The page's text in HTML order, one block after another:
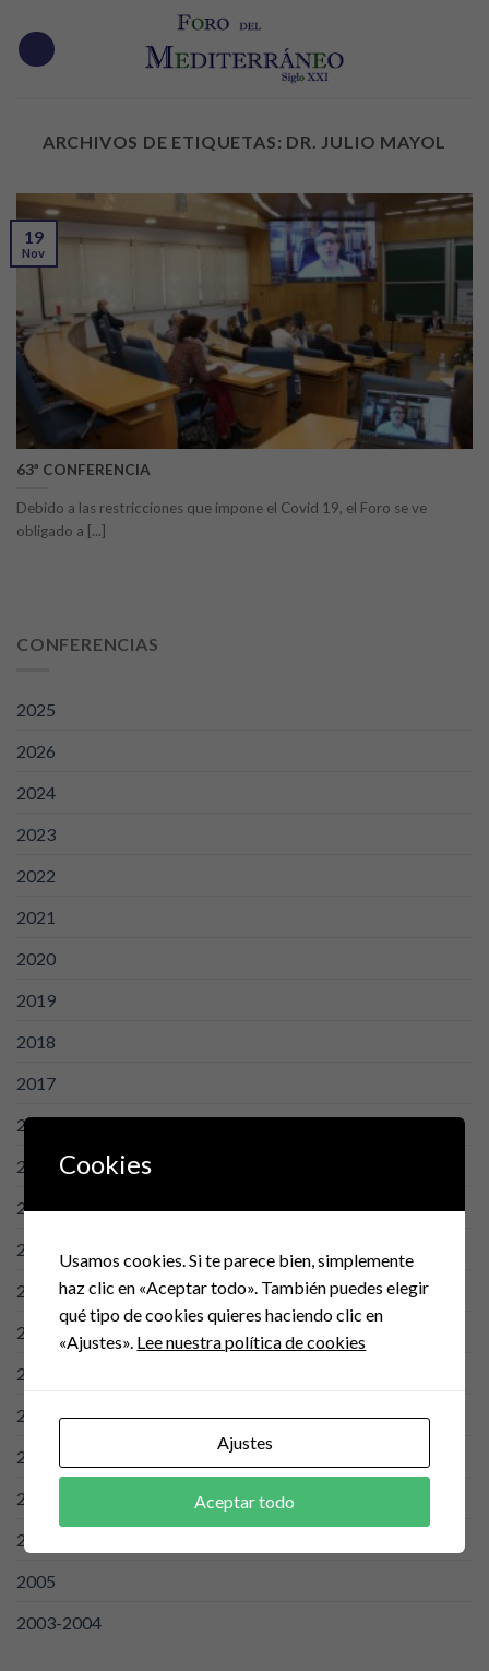
content
ARCHIVOS DE ETIQUETAS: DR. JULIO MAYOL
CONFERENCIAS
2025
2026
2024
2023
2022
2021
2020
2019
2018
2017
2016
2015
2014
2013
2012
2011
2010
2009
2008
2007
2006
2005
2003-2004
63ª CONFERENCIA
Debido a las restricciones que impone el Covid 19, el Foro se ve
obligado a [...]
19
Nov
Cookies
Usamos cookies. Si te parece bien, simplemente
haz clic en «Aceptar todo». También puedes elegir
qué tipo de cookies quieres haciendo clic en
«Ajustes». Lee nuestra política de cookies
Ajustes
Aceptar todo